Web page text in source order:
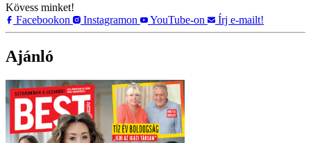
Kövess minket!
Facebookon
Instagramon YouTube-on Írj e-mailt!
Ajánló